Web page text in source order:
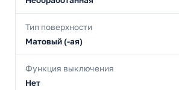
Тип поверхности
Матовый (-ая)
Функция выключения
Нет